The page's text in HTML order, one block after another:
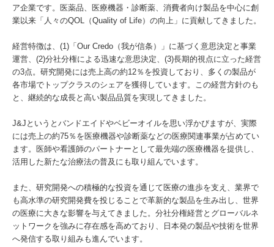
ア企業です。医薬品、医療機器・診断薬、消費者向け製品を中心に創
業以来「人々のQOL（Quality of Life）の向上」に貢献してきました。
経営特徴は、(1)「Our Credo（我が信条）」に基づく意思決定と事業
運営、(2)分社分権による迅速な意思決定、(3)長期的視点に立った経営
の3点。研究開発には売上高の約12％を投資しており、多くの製品が
各市場でトップクラスのシェアを獲得しています。この経営方針のも
と、継続的な成長と高い製品品質を実現してきました。
J&Jというとバンドエイドやベビーオイルを思い浮かびますが、実際
には売上の約75％を医療機器や診断薬などの医療関連事業が占めてい
ます。医師や看護師のパートナーとして最先端の医療機器を提供し、
活用した新たな治療法の普及にも取り組んでいます。
また、研究開発への積極的な投資を通じて医療の進歩を支え、業界で
も高水準の研究開発費を投じることで革新的な製品を生み出し、世界
の医療に大きな影響を与えてきました。分社分権経営とグローバルネ
ットワークを強みに存在感を高めており、日本発の製品や技術を世界
へ発信する取り組みも進んでいます。